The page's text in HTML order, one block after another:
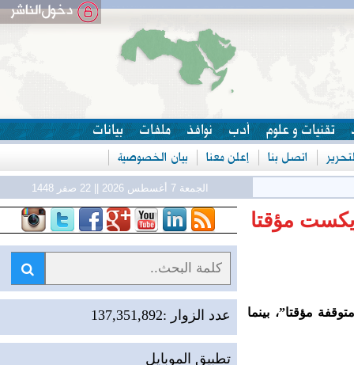
تقنيات و علوم أدب نوافذ ملفات بيانات
اتصل بنا إعلن معنا بيان الخصوصية
الجمعة 7 أغسطس 2026 || 22 صفر 1448
مؤقتا
مؤقتا”، بينما عدد الزوار :137,351,892
تطبيق الموبايل